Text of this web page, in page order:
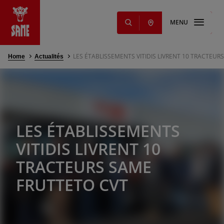
NOUVEAUTÉ
et services
MENU
Home Actualités LES ÉTABLISSEMENTS VITIDIS LIVRENT 10
LES ÉTABLISSEMENTS
VITIDIS LIVRENT 10
TRACTEURS SAME
FRUTTETO CVT